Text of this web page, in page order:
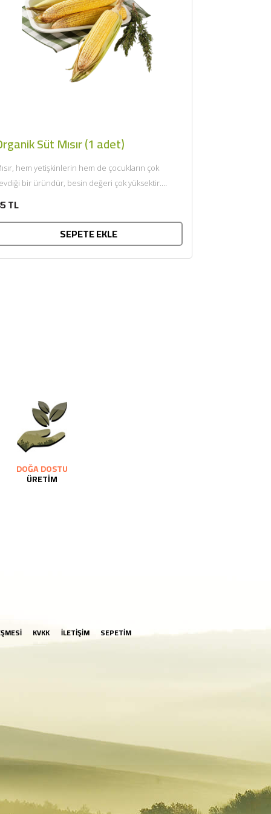
Süt Mısır (1 adet)
hem yetişkinlerin hem de çocukların çok
bir üründür, besin değeri çok yüksektir.
TL
SEPETE EKLE
DOĞA DOSTU
ÜRETİM
KVKK İLETİŞİM SEPETİM